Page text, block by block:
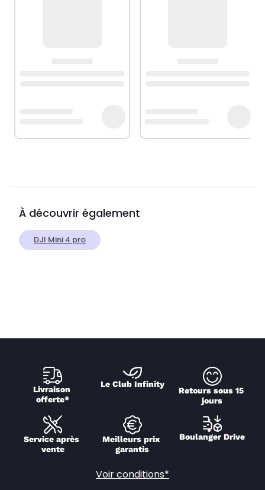
À découvrir également
DJI Mini 4 pro
Livraison
offerte*
Le Club Infinity
Retours sous 15
jours
Service après
vente
Meilleurs prix
garantis
Boulanger Drive
Voir conditions*